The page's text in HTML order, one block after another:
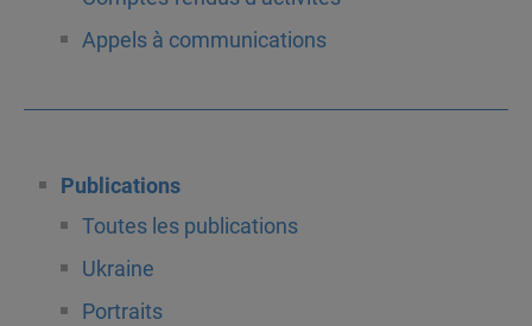
Appels à communications
Publications
Toutes les publications
Ukraine
Portraits